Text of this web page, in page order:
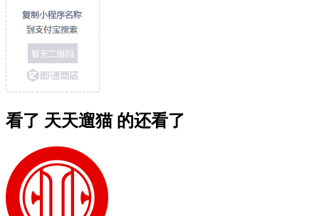
看了 天天遛猫 的还看了